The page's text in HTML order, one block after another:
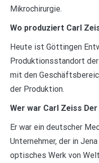
Mikrochirurgie.
Wo produziert Carl
Heute ist Göttingen
Produktionsstandort
mit den
der Produktion.
Wer war Carl Zeiss
Er war ein deutscher
Unternehmer, der in
optisches Werk von